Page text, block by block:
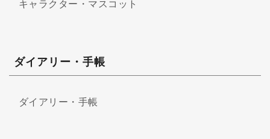
キャラクター・マスコット
ダイアリー・手帳
ダイアリー・手帳